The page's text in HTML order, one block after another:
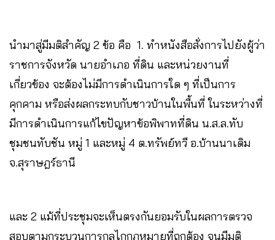
นำมาสู่มีมติสำคัญ 2 ข้อ คือ 1. ทำหนังสือสั่งการไปยังผู้ว่า
ราชการจังหวัด นายอำเภอ ที่ดิน และหน่วยงานที่
เกี่ยวข้อง จะต้องไม่มีการดำเนินการใด ๆ ที่เป็นการ
คุกคาม หรือส่งผลกระทบกับชาวบ้านในพื้นที่ ในระหว่างที่
มีการดำเนินการแก้ไขปัญหาข้อพิพาทที่ดิน น.ส.ล.ทับ
ชุมชนทับชัน หมู่ 1 และหมู่ 4 ต.ทรัพย์ทวี อ.บ้านนาเดิม
จ.สุราษฎร์ธานี
และ 2 แม้ที่ประชุมจะเห็นตรงกันยอมรับในผลการตรวจ
สอบตามกระบวนการกลไกกฎหมายที่ถูกต้อง จนมีมติ